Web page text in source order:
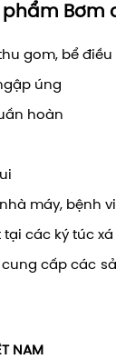
phẩm Bơm
gom, bể điều
úng
hoàn
máy, bệnh
các ký túc
cấp các
NAM